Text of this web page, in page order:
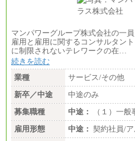
マンパワーグループ株式会社の一
雇用と雇用に関するコンサルタン
に制限されないテレワークの在…
続きを読む
業種
サービス/その他
新卒／中途
中途のみ
募集職種
中途：
（１）一
雇用形態
中途： 契約社員/